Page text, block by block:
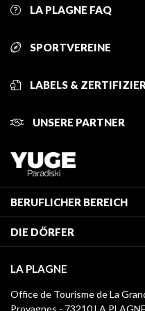
LA PLAGNE FAQ
SPORTVEREINE
LABELS &
UNSERE PARTNER
BERUFLICHER BEREICH
Mitglied des
Klassifizierung von Möbeln
Kurtaxe
Mediathek
DIE DÖRFER
Champagny-en-Vanoise
Montchavin - Les Coches
LA PLAGNE
Office de Tourisme de La